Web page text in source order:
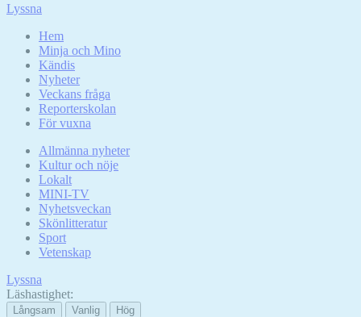
Lyssna
Hem
Minja och Mino
Kändis
Nyheter
Veckans fråga
Reporterskolan
För vuxna
Allmänna nyheter
Kultur och nöje
Lokalt
MINI-TV
Nyhetsveckan
Skönlitteratur
Sport
Vetenskap
Lyssna
Läshastighet:
Långsam Vanlig Hög